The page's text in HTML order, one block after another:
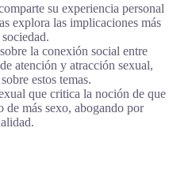
su experiencia personal
explora las implicaciones más
la conexión social entre
atención y atracción sexual,
estos temas.
que critica la noción de que
de más sexo, abogando por